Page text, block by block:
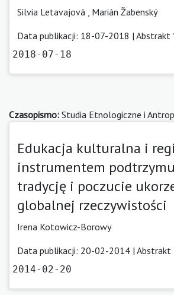
Silvia Letavajová
Marián Žabenský
Data publikacji: 18-07-2018 | Abstrakt
2018-07-18
Czasopismo: Studia Etnologiczne i
Edukacja kulturalna i
instrumentem
tradycję i poczucie
globalnej rzeczywistości
Irena Kotowicz-Borowy
Data publikacji: 20-02-2014 | Abstrakt
2014-02-20